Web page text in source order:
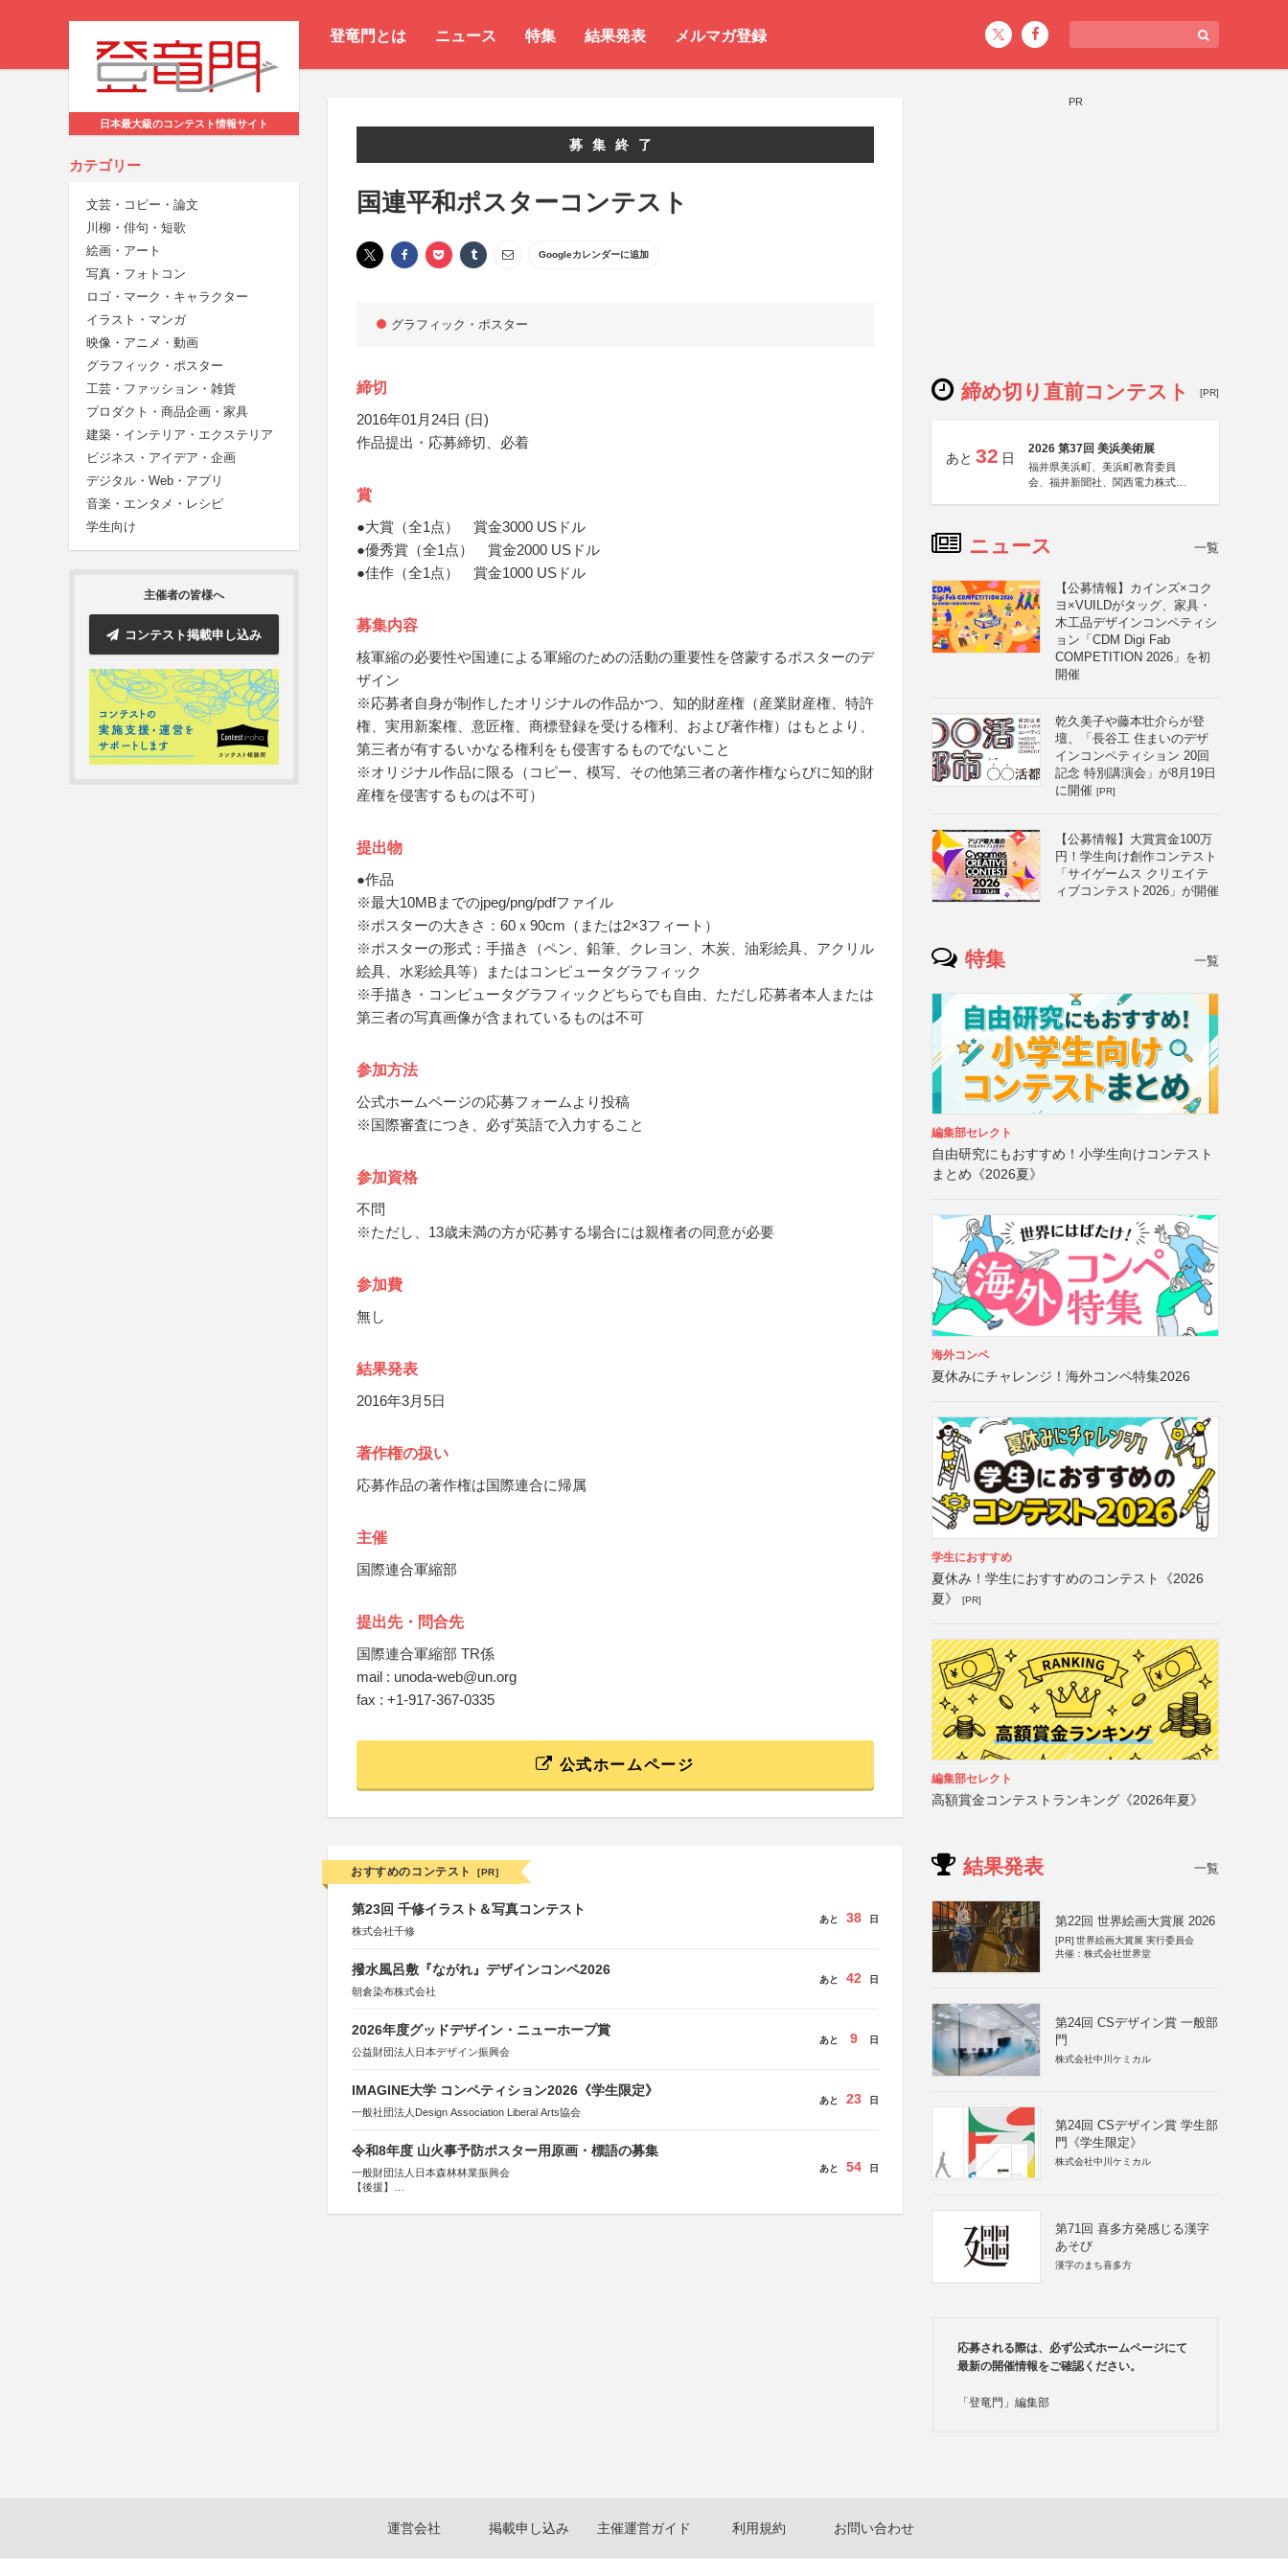
登竜門とは ニュース 特集 結果発表 メルマガ登録
日本最大級のコンテスト情報サイト
カテゴリー
文芸・コピー・論文
川柳・俳句・短歌
絵画・アート
写真・フォトコン
ロゴ・マーク・キャラクター
イラスト・マンガ
映像・アニメ・動画
グラフィック・ポスター
工芸・ファッション・雑貨
プロダクト・商品企画・家具
建築・インテリア・エクステリア
ビジネス・アイデア・企画
デジタル・Web・アプリ
音楽・エンタメ・レシピ
学生向け
主催者の皆様へ
コンテスト掲載申し込み
募集終了
国連平和ポスターコンテスト
Googleカレンダーに追加
グラフィック・ポスター
締切
2016年01月24日 (日)
作品提出・応募締切、必着
賞
●大賞（全1点） 賞金3000 USドル
●優秀賞（全1点） 賞金2000 USドル
●佳作（全1点） 賞金1000 USドル
募集内容
核軍縮の必要性や国連による軍縮のための活動の重要性を啓蒙するポスターのデ
ザイン
※応募者自身が制作したオリジナルの作品かつ、知的財産権（産業財産権、特許
権、実用新案権、意匠権、商標登録を受ける権利、および著作権）はもとより、
第三者が有するいかなる権利をも侵害するものでないこと
※オリジナル作品に限る（コピー、模写、その他第三者の著作権ならびに知的財
産権を侵害するものは不可）
提出物
●作品
※最大10MBまでのjpeg/png/pdfファイル
※ポスターの大きさ：60ｘ90cm（または2×3フィート）
※ポスターの形式：手描き（ペン、鉛筆、クレヨン、木炭、油彩絵具、アクリル
絵具、水彩絵具等）またはコンピュータグラフィック
※手描き・コンピュータグラフィックどちらでも自由、ただし応募者本人または
第三者の写真画像が含まれているものは不可
参加方法
公式ホームページの応募フォームより投稿
※国際審査につき、必ず英語で入力すること
参加資格
不問
※ただし、13歳未満の方が応募する場合には親権者の同意が必要
参加費
無し
結果発表
2016年3月5日
著作権の扱い
応募作品の著作権は国際連合に帰属
主催
国際連合軍縮部
提出先・問合先
国際連合軍縮部 TR係
mail : unoda-web@un.org
fax : +1-917-367-0335
公式ホームページ
おすすめのコンテスト [PR]
第23回 千修イラスト＆写真コンテスト
株式会社千修
あと 38 日
撥水風呂敷『ながれ』デザインコンペ2026
朝倉染布株式会社
あと 42 日
2026年度グッドデザイン・ニューホープ賞
公益財団法人日本デザイン振興会
あと 9 日
IMAGINE大学 コンペティション2026《学生限定》
一般社団法人Design Association Liberal Arts協会
あと 23 日
令和8年度 山火事予防ポスター用原画・標語の募集
一般財団法人日本森林林業振興会
【後援】
あと 54 日
PR
締め切り直前コンテスト [PR]
あと 32 日
2026 第37回 美浜美術展
福井県美浜町、美浜町教育委員
会、福井新聞社、関西電力株式会
ニュース 一覧
【公募情報】カインズ×コク
ヨ×VUILDがタッグ、家具・
木工品デザインコンペティシ
ョン「CDM Digi Fab
COMPETITION 2026」を初
開催
乾久美子や藤本壮介らが登
壇、「長谷工 住まいのデザ
インコンペティション 20回
記念 特別講演会」が8月19日
に開催 [PR]
【公募情報】大賞賞金100万
円！学生向け創作コンテスト
「サイゲームス クリエイテ
ィブコンテスト2026」が開催
特集 一覧
編集部セレクト
自由研究にもおすすめ！小学生向けコンテスト
まとめ《2026夏》
海外コンペ
夏休みにチャレンジ！海外コンペ特集2026
学生におすすめ
夏休み！学生におすすめのコンテスト《2026
夏》
[PR]
編集部セレクト
高額賞金コンテストランキング《2026年夏》
結果発表 一覧
第22回 世界絵画大賞展 2026
[PR] 世界絵画大賞展 実行委員会
共催：株式会社世界堂
第24回 CSデザイン賞 一般部
門
株式会社中川ケミカル
第24回 CSデザイン賞 学生部
門《学生限定》
株式会社中川ケミカル
第71回 喜多方発感じる漢字
あそび
漢字のまち喜多方
応募される際は、必ず公式ホームページにて
最新の開催情報をご確認ください。
「登竜門」編集部
運営会社 掲載申し込み 主催運営ガイド 利用規約 お問い合わせ